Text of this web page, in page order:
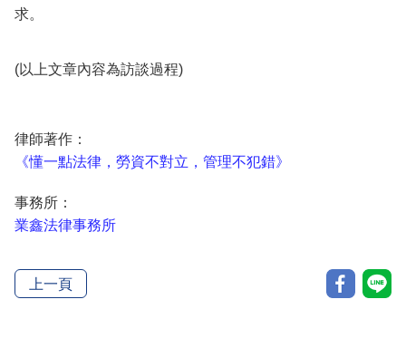
求。
(以上文章內容為訪談過程)
律師著作：
《懂一點法律，勞資不對立，管理不犯錯》
事務所：
業鑫法律事務所
上一頁